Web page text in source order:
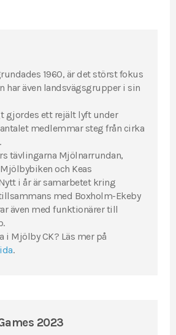
1960, är det störst fokus
har även landsvägsgrupper i sin
gjordes ett rejält lyft under
medlemmar steg från cirka
tävlingarna Mjölnarrundan,
och Keas
i år är samarbetet kring
med Boxholm-Ekeby
även med funktionärer till
i Mjölby CK? Läs mer på
.
2023